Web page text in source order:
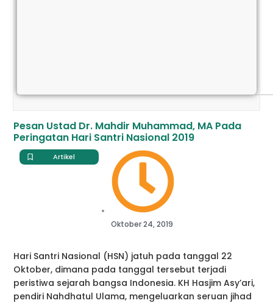
Pesan Ustad Dr. Mahdir Muhammad, MA Pada
Peringatan Hari Santri Nasional 2019
Oktober 24, 2019
Artikel
Hari Santri Nasional (HSN) jatuh pada tanggal 22
Oktober, dimana pada tanggal tersebut terjadi
peristiwa sejarah bangsa Indonesia. KH Hasjim Asy’ari,
pendiri Nahdhatul Ulama, mengeluarkan seruan jihad